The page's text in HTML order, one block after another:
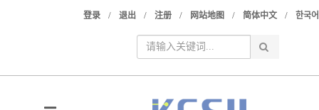
登录 / 退出 / 注册 / 网站地图 / 简体中文 / 한국어